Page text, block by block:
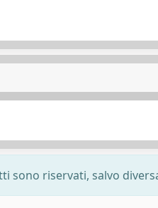
sono riservati, salvo